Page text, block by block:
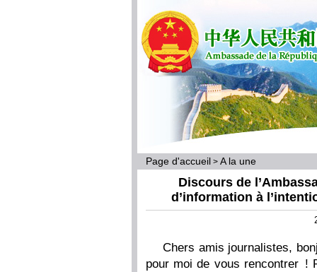
Page d'accueil > A la une
Discours de
d’information à
Chers amis journalistes,
pour moi de vous rencontrer !